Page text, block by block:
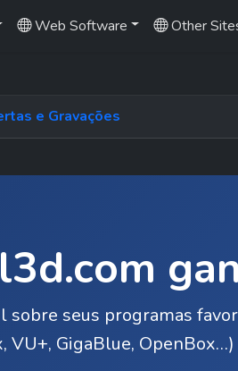
Web Software Other
e Gravações
sobre seus programas
VU+, GigaBlue,